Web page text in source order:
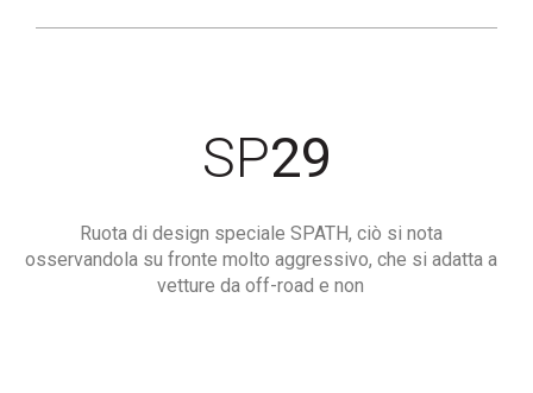
SP29
Ruota di design speciale SPATH, ciò si nota
osservandola su fronte molto aggressivo, che si adatta a
vetture da off-road e non